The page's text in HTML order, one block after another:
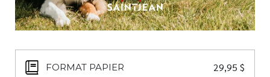
FORMAT PAPIER 29,95 $